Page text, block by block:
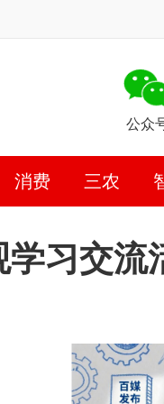
公众
消费 三农
习交流